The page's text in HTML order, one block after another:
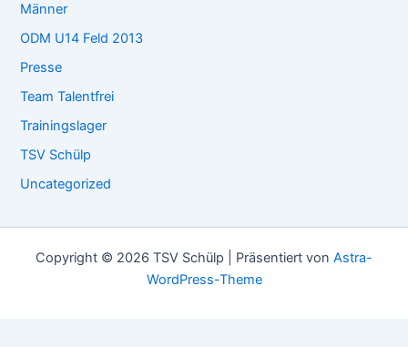
Männer
ODM U14 Feld 2013
Presse
Team Talentfrei
Trainingslager
TSV Schülp
Uncategorized
Copyright © 2026 TSV Schülp | Präsentiert von Astra-
WordPress-Theme